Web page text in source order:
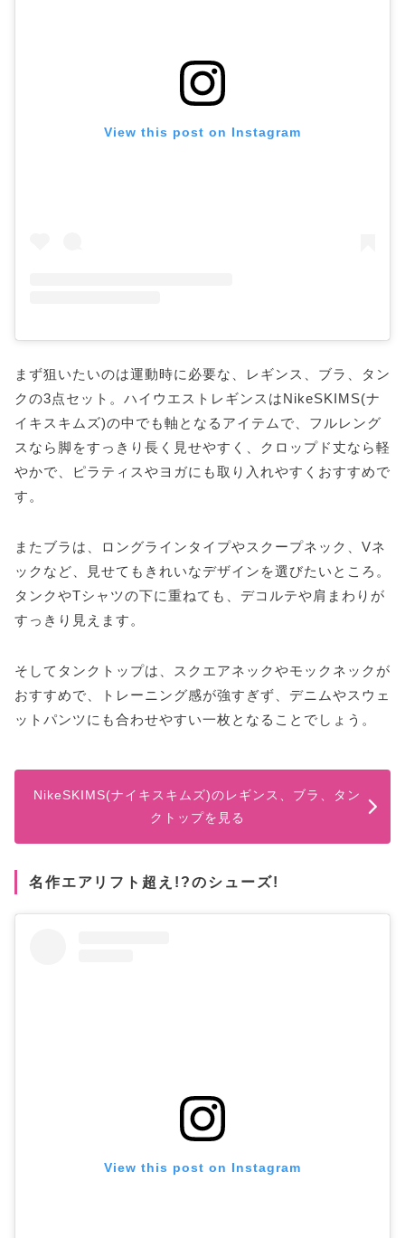
View this post on Instagram
まず狙いたいのは運動時に必要な、レギンス、ブラ、タン
クの3点セット。ハイウエストレギンスはNikeSKIMS(ナ
イキスキムズ)の中でも軸となるアイテムで、フルレング
スなら脚をすっきり長く見せやすく、クロップド丈なら軽
やかで、ピラティスやヨガにも取り入れやすくおすすめで
す。
またブラは、ロングラインタイプやスクープネック、Vネ
ックなど、見せてもきれいなデザインを選びたいところ。
タンクやTシャツの下に重ねても、デコルテや肩まわりが
すっきり見えます。
そしてタンクトップは、スクエアネックやモックネックが
おすすめで、トレーニング感が強すぎず、デニムやスウェ
ットパンツにも合わせやすい一枚となることでしょう。
NikeSKIMS(ナイキスキムズ)のレギンス、ブラ、タン
クトップを見る
名作エアリフト超え!?のシューズ!
View this post on Instagram